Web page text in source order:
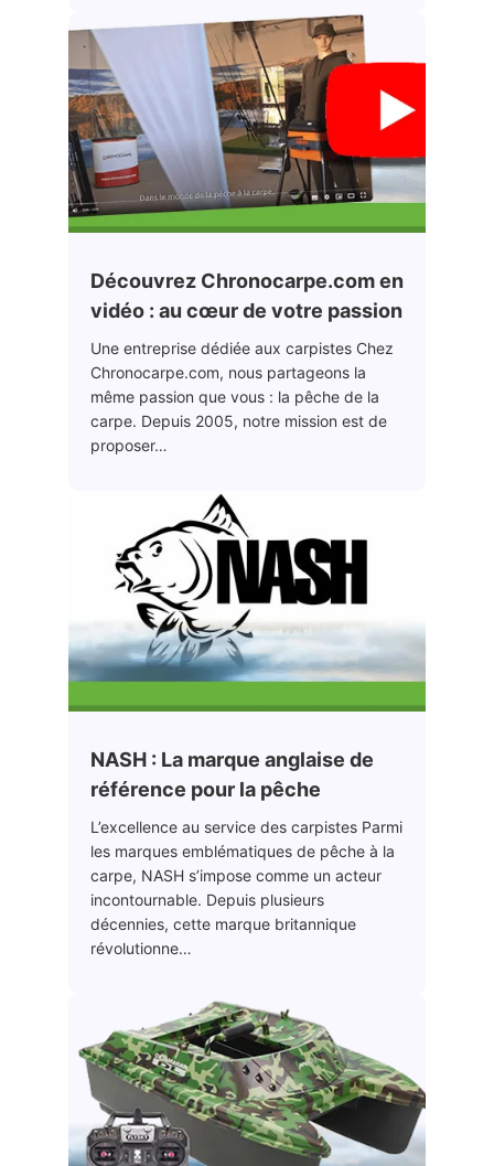
Découvrez Chronocarpe.com en
vidéo : au cœur de votre passion
Une entreprise dédiée aux carpistes Chez
Chronocarpe.com, nous partageons la
même passion que vous : la pêche de la
carpe. Depuis 2005, notre mission est de
proposer…
NASH : La marque anglaise de
référence pour la pêche
L’excellence au service des carpistes Parmi
les marques emblématiques de pêche à la
carpe, NASH s’impose comme un acteur
incontournable. Depuis plusieurs
décennies, cette marque britannique
révolutionne…